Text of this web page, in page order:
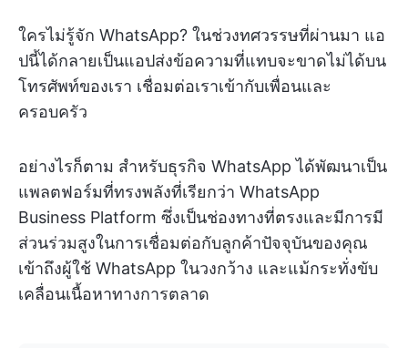
ใครไม่รู้จัก WhatsApp? ในช่วงทศวรรษที่ผ่านมา แอ
ปนี้ได้กลายเป็นแอปส่งข้อความที่แทบจะขาดไม่ได้บน
โทรศัพท์ของเรา เชื่อมต่อเราเข้ากับเพื่อนและ
ครอบครัว
อย่างไรก็ตาม สำหรับธุรกิจ WhatsApp ได้พัฒนาเป็น
แพลตฟอร์มที่ทรงพลังที่เรียกว่า WhatsApp
Business Platform ซึ่งเป็นช่องทางที่ตรงและมีการมี
ส่วนร่วมสูงในการเชื่อมต่อกับลูกค้าปัจจุบันของคุณ
เข้าถึงผู้ใช้ WhatsApp ในวงกว้าง และแม้กระทั่งขับ
เคลื่อนเนื้อหาทางการตลาด